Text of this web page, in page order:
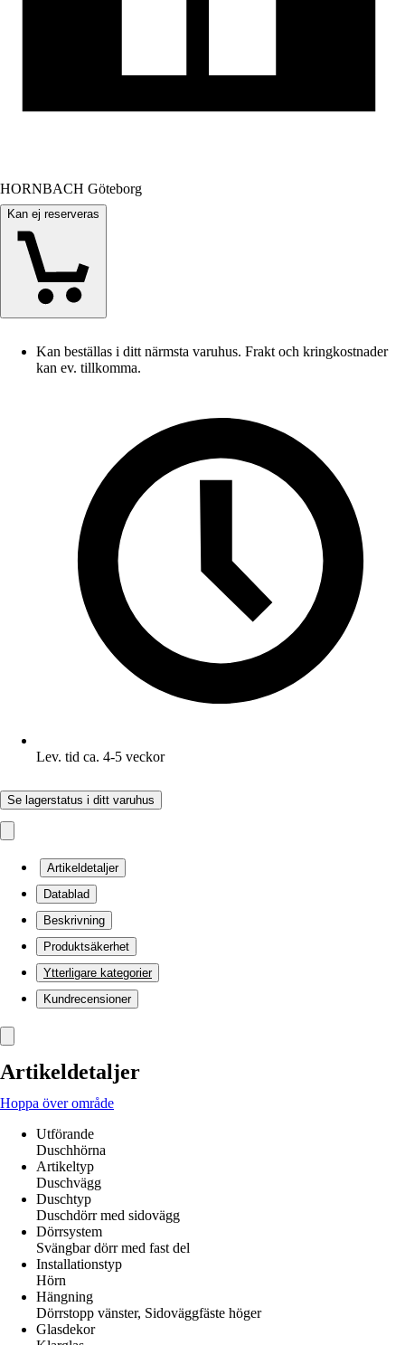
HORNBACH Göteborg
Kan ej reserveras
Kan beställas i ditt närmsta varuhus. Frakt och kringkostnader
kan ev. tillkomma.
Lev. tid ca. 4-5 veckor
Se lagerstatus i ditt varuhus
Artikeldetaljer
Datablad
Beskrivning
Produktsäkerhet
Ytterligare kategorier
Kundrecensioner
Artikeldetaljer
Hoppa över område
Utförande
Duschhörna
Artikeltyp
Duschvägg
Duschtyp
Duschdörr med sidovägg
Dörrsystem
Svängbar dörr med fast del
Installationstyp
Hörn
Hängning
Dörrstopp vänster, Sidoväggfäste höger
Glasdekor